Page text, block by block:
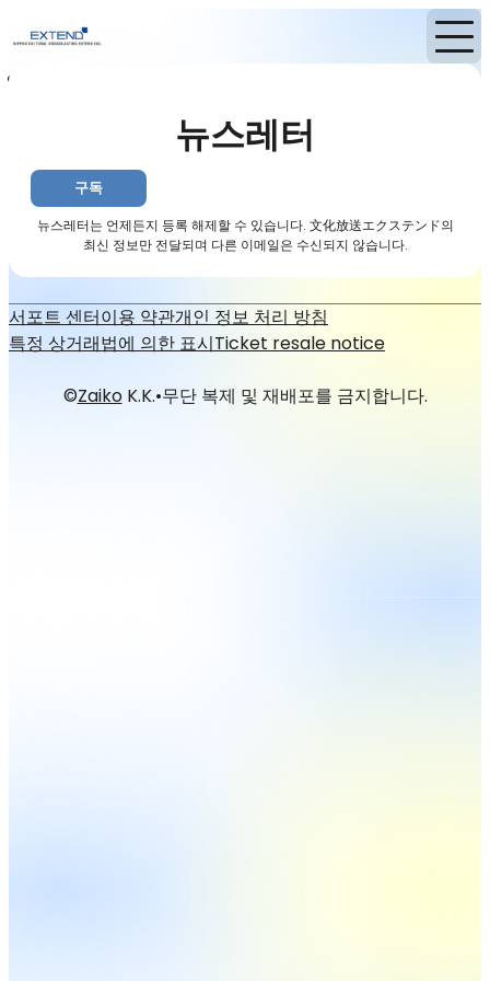
홈
뉴스레터
구독
뉴스레터는 언제든지 등록 해제할 수 있습니다. 文化放送エクステンド의
최신 정보만 전달되며 다른 이메일은 수신되지 않습니다.
서포트 센터이용 약관개인 정보 처리 방침
특정 상거래법에 의한 표시Ticket resale notice
©ZaikoK.K.•무단 복제 및 재배포를 금지합니다.